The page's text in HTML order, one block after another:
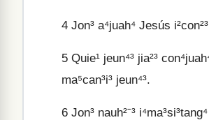
4 Jon³ a⁴juah⁴ Jesús
5 Quie¹ jeun⁴³ jia²³
ma⁵can³i³ jeun⁴³.
6 Jon³ nauh²ˉ³